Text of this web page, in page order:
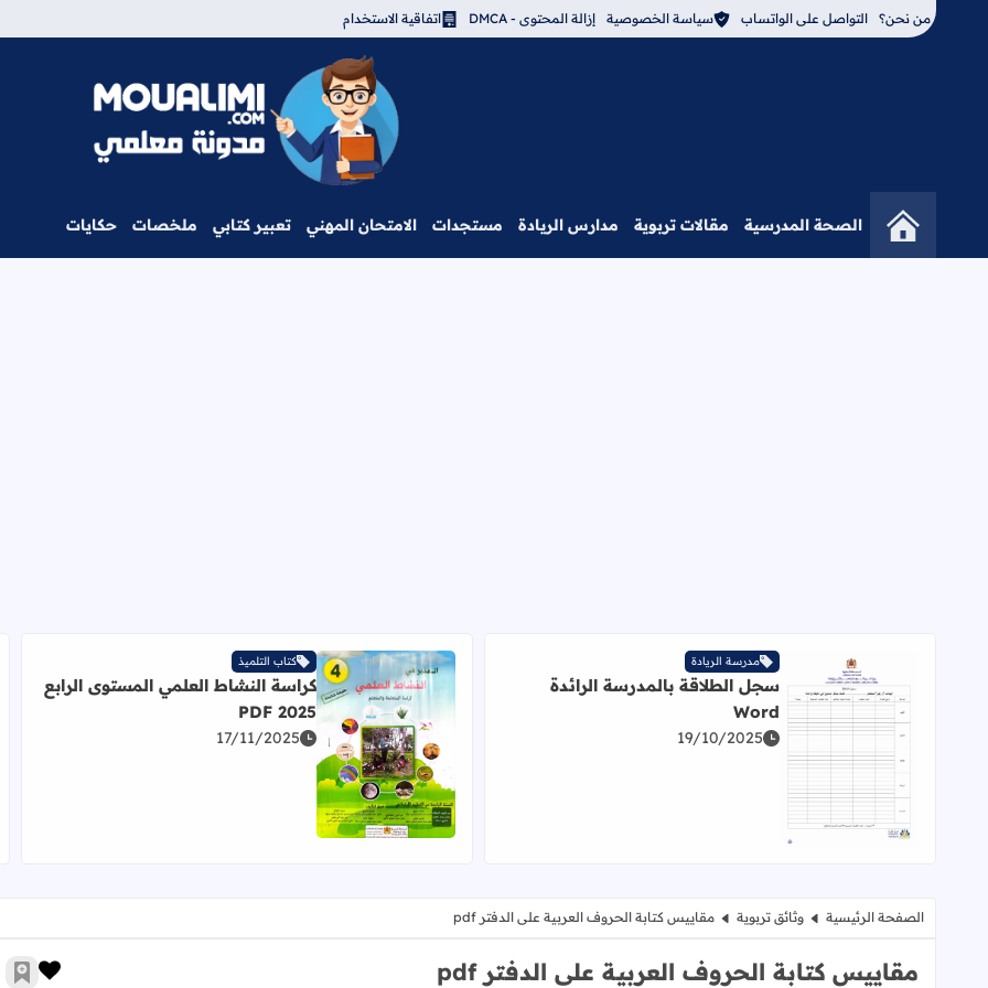
من نحن؟ التواصل على الواتساب سياسة الخصوصية إزالة المحتوى - DMCA اتفاقية الاستخدام
مدونة معلمي
الصحة المدرسية مقالات تربوية مدارس الريادة مستجدات الامتحان المهني تعبير كتابي ملخصات حكايات
اقرأ المزيد عن سجل الطلاقة بالمدرسة الرائدة Word
مدرسة الريادة
سجل الطلاقة بالمدرسة الرائدة
Word
19/10/2025
اقرأ المزيد عن كراسة النشاط العلمي المستوى الرابع 2025 PDF
كتاب التلميذ
كراسة النشاط العلمي المستوى الرابع
2025 PDF
17/11/2025
الصفحة الرئيسية وثائق تربوية مقاييس كتابة الحروف العربية على الدفتر pdf
مقاييس كتابة الحروف العربية على الدفتر pdf زر